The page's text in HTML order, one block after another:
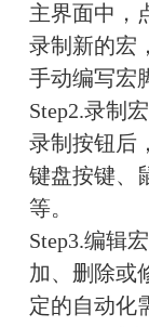
主界面中，
录制新的宏
手动编写宏
Step2.录制
录制按钮后
键盘按键、
等。
Step3.编辑
加、删除或
定的自动化